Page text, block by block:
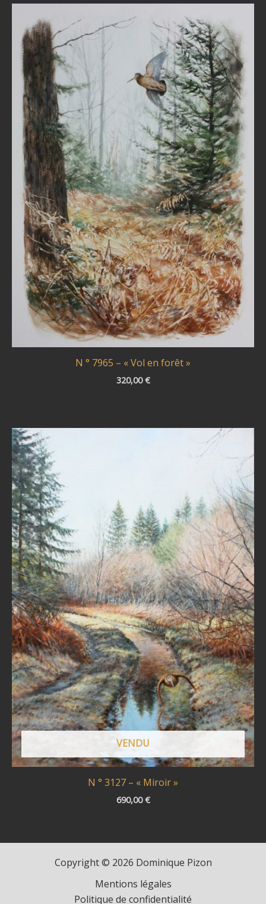
N ° 7965 – « Vol en forêt »
320,00€
VENDU
N ° 3127 – « Miroir »
690,00€
Copyright © 2026 Dominique Pizon
Mentions légales
Politique de confidentialité